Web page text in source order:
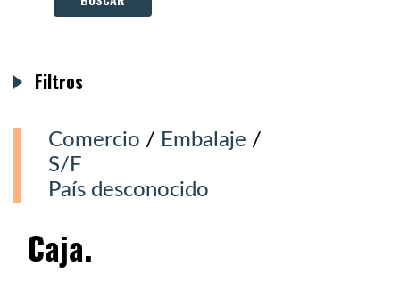
Comercio / Embalaje /
S/F
País desconocido
Caja.
Filtros